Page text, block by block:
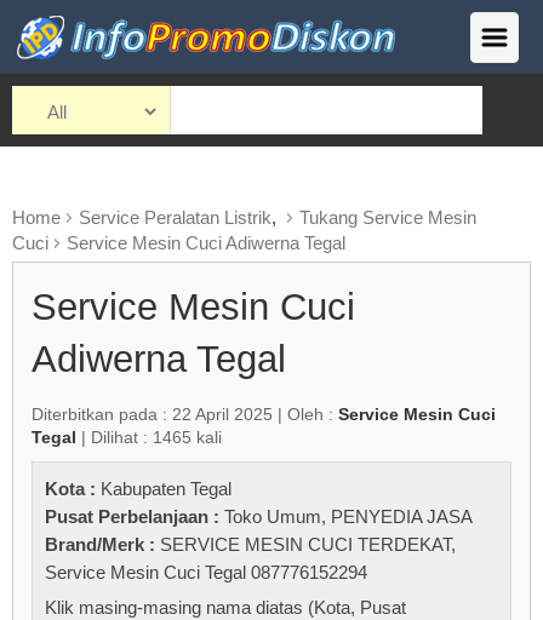
Home Service Peralatan Listrik,
Tukang Service Mesin
Cuci
Service Mesin Cuci Adiwerna Tegal
Service Mesin Cuci
Adiwerna Tegal
Diterbitkan pada : 22 April 2025 | Oleh : Service Mesin Cuci
Tegal | Dilihat : 1465 kali
Kota : Kabupaten Tegal
Pusat Perbelanjaan : Toko Umum, PENYEDIA JASA
Brand/Merk : SERVICE MESIN CUCI TERDEKAT,
Service Mesin Cuci Tegal 087776152294
Klik masing-masing nama diatas (Kota, Pusat